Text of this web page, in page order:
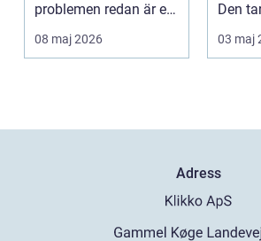
problemen redan är ett
faktum. Det handlar ...
08 maj 2026
Den
03 maj
Adress